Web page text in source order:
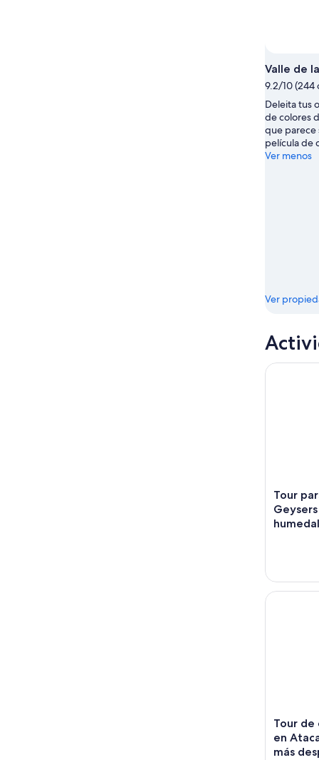
ago
-
ago
de
semana,
14
ago
-
16
ago
Valle de
9.2/10 (244
Deleita tus
de colores
que parece
película de
Ver menos
Ver
Tour
Tour para
Tour de
en
más
Tour de